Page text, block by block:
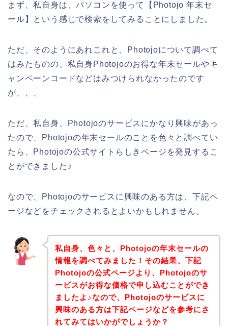
まず、私自身は、パソコンを使って【Photojo 年末セ
ール】という感じで検索をしてみることにしました。
ただ、そのようにあれこれと、Photojoについて調べて
はみたものの、私自身Photojoのお得な年末セールやキ
ャンペーンコードなどはみつけられなかったのです
が、、、
ただ、私自身、Photojoのサービスにかなり興味があっ
たので、Photojoの年末セールのことを色々と調べてい
たら、Photojoの公式サイトらしきページを発見するこ
とができました♪
なので、Photojoのサービスに興味のある方は、下記ペ
ージなどをチェックされるとよいかもしれません。
私自身、色々と、Photojoの年末セールの
情報を調べてみました！その結果、下記
Photojoの公式ページより、Photojoのサ
ービスがお得な価格で申し込むことができ
ましたよ♪なので、Photojoのサービスに
興味のある方は下記ページなどを参考にさ
れてみてはいかがでしょうか？